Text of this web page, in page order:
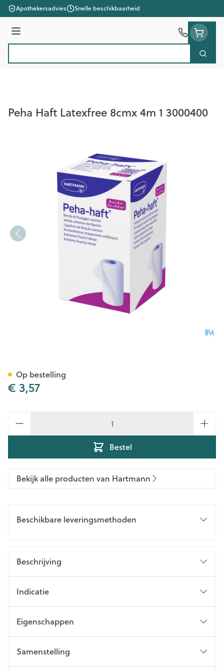
Ga naar de inhoud
Apothekersadvies Snelle beschikbaarheid
Menu
Zoek
Peha Haft Latexfree 8cmx 4m 1 3000400
€ 3,57
Bestel
Op bestelling
Bekijk alle producten van Hartmann
Beschikbare leveringsmethoden
Beschrijving
Indicatie
Eigenschappen
Samenstelling